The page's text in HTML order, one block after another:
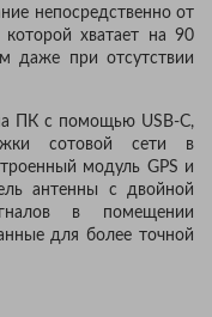
непосредственно от
хватает на 90
даже при отсутствии
ПК с помощью USB-C,
сотовой сети в
модуль GPS и
антенны с двойной
в помещении
для более точной